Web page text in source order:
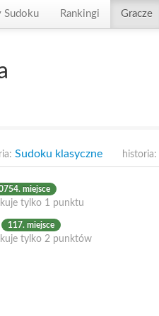
Sudoku Rankingi Gracze
Sudoku klasyczne historia:
miejsce
tylko 1 punktu
117. miejsce
tylko 2 punktów